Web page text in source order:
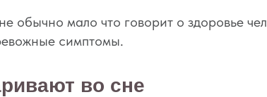
обычно мало что говорит о здоровье
симптомы.
во сне